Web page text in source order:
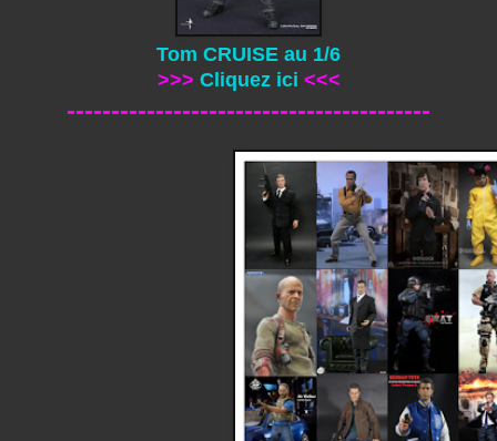
Tom CRUISE au 1/6
>>> Cliquez ici <<<
-----------------------------------------